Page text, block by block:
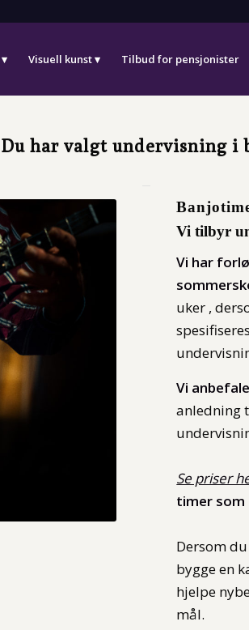
Visuell kunst Tilbud for pensjonister
Du har valgt undervisning i
Vi tilbyr
Vi har
uker ,
Vi
anledning
Se priser
timer som
Dersom
bygge en
hjelpe
mål.